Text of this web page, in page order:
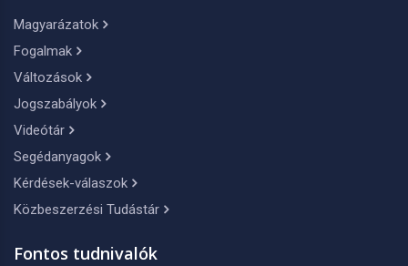
Magyarázatok
Fogalmak
Változások
Jogszabályok
Videótár
Segédanyagok
Kérdések-válaszok
Közbeszerzési Tudástár
Fontos tudnivalók